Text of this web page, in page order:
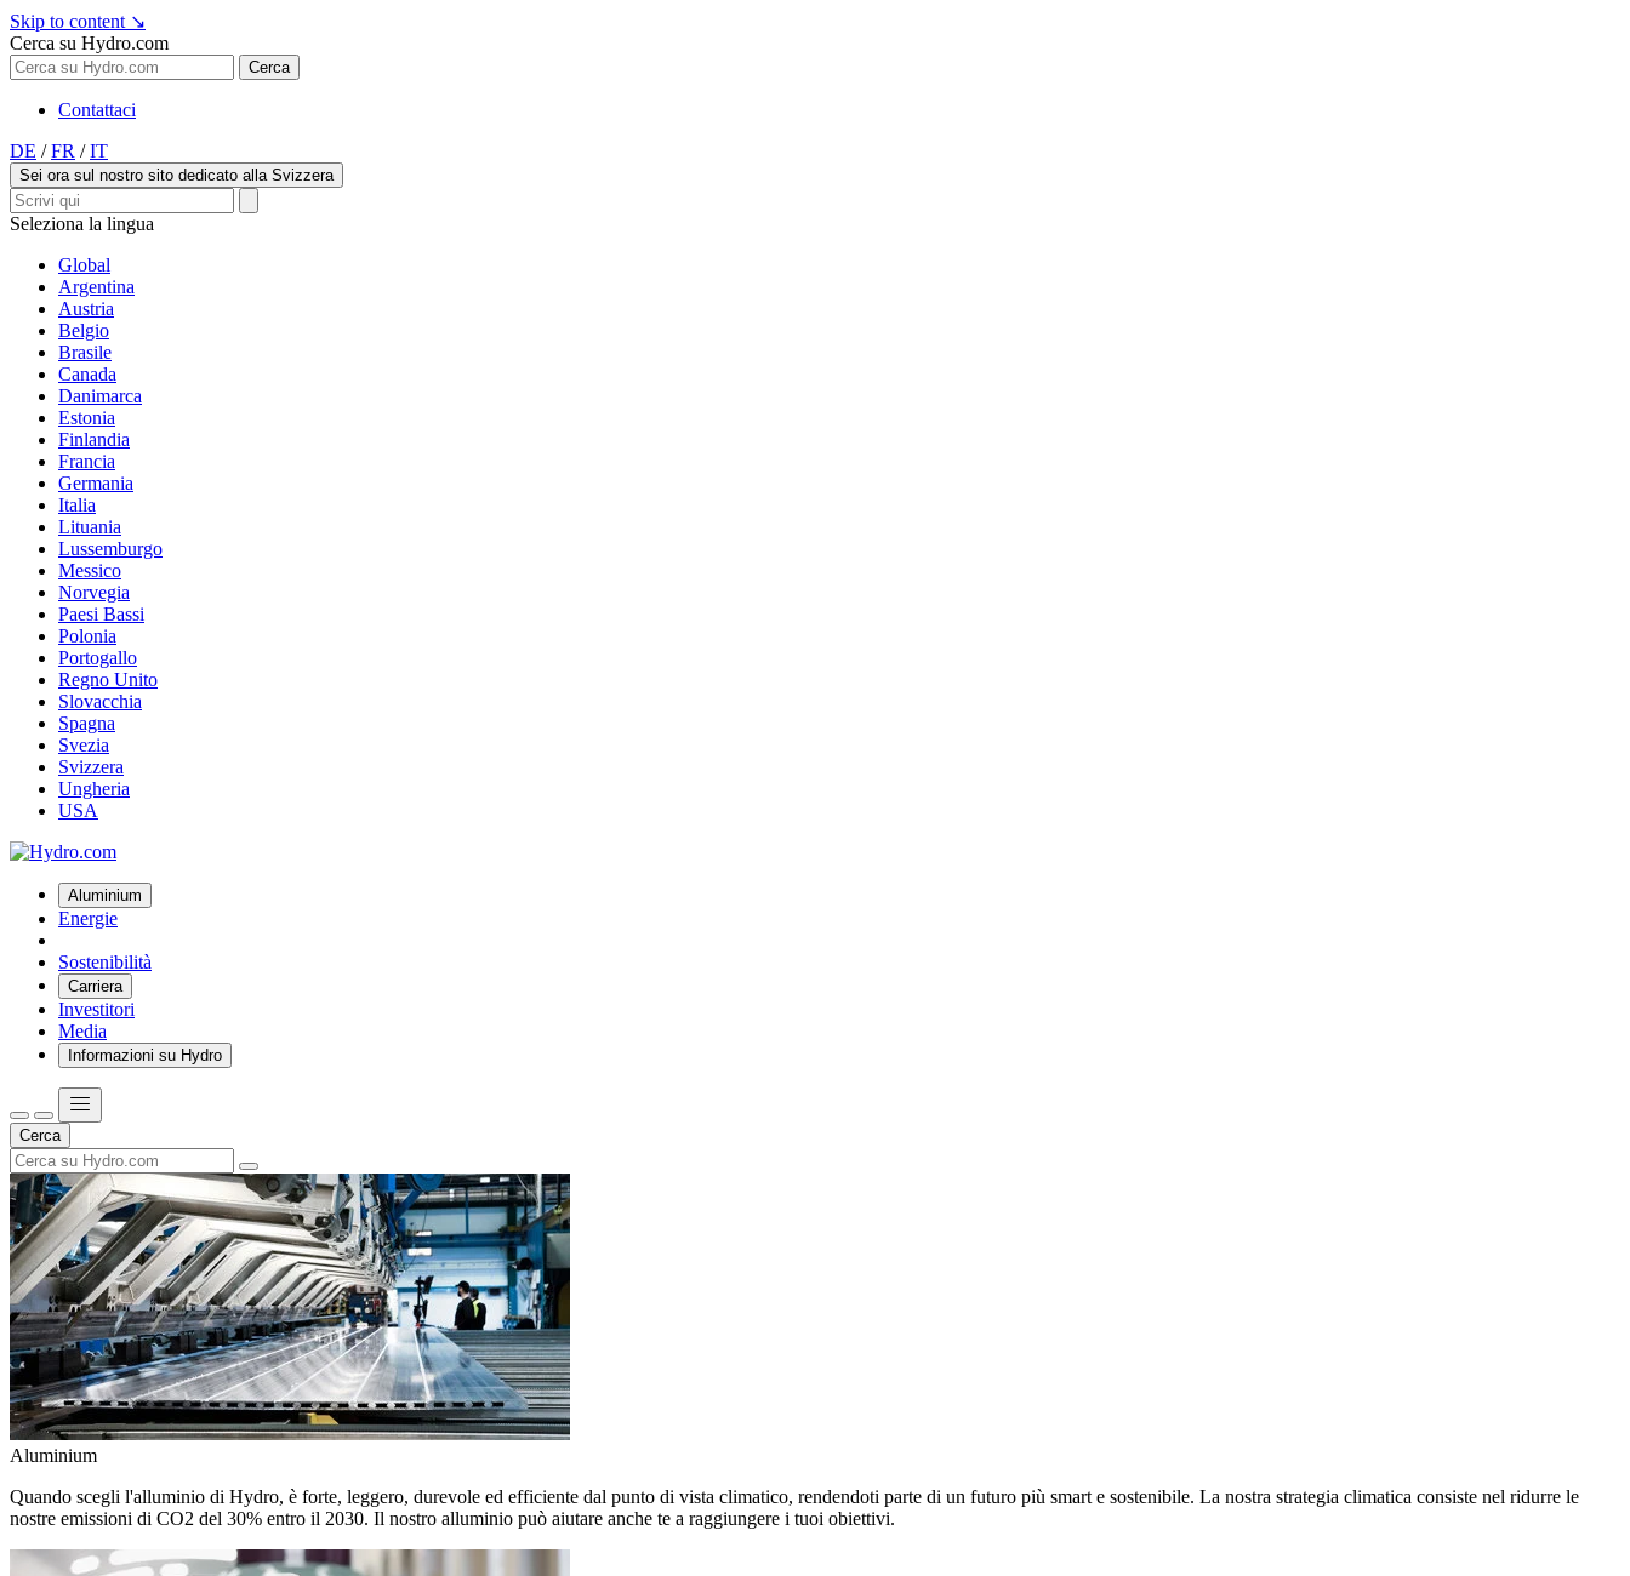
Skip to content ↘
Cerca su Hydro.com
Cerca
Contattaci
DE / FR / IT
Sei ora sul nostro sito dedicato alla Svizzera
Seleziona la lingua
Global
Argentina
Austria
Belgio
Brasile
Canada
Danimarca
Estonia
Finlandia
Francia
Germania
Italia
Lituania
Lussemburgo
Messico
Norvegia
Paesi Bassi
Polonia
Portogallo
Regno Unito
Slovacchia
Spagna
Svezia
Svizzera
Ungheria
USA
Aluminium
Energie
Sostenibilità
Carriera
Investitori
Media
Informazioni su Hydro
Cerca
Aluminium
Quando scegli l'alluminio di Hydro, è forte, leggero, durevole ed efficiente dal punto di vista climatico, rendendoti parte di un futuro più smart e sostenibile. La nostra strategia climatica consiste nel ridurre le
nostre emissioni di CO2 del 30% entro il 2030. Il nostro alluminio può aiutare anche te a raggiungere i tuoi obiettivi.